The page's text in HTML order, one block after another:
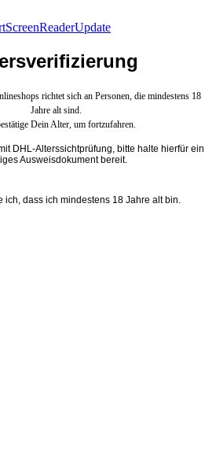
richtet sich an Personen, die mindestens 18
Jahre alt sind.
Dein Alter, um fortzufahren.
DHL-Alterssichtprüfung, bitte halte hierfür ein
Ausweisdokument bereit.
ich, dass ich mindestens 18 Jahre alt bin.